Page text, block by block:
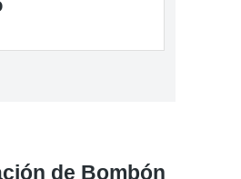
de Bombón